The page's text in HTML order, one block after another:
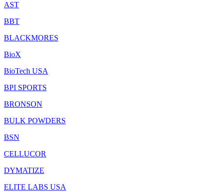
AST
BBT
BLACKMORES
BioX
BioTech USA
BPI SPORTS
BRONSON
BULK POWDERS
BSN
CELLUCOR
DYMATIZE
ELITE LABS USA